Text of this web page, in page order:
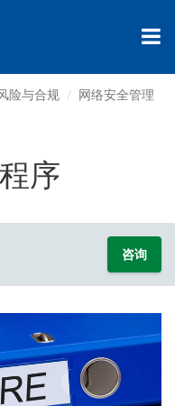
险与合规
网络安全管理
序
咨询